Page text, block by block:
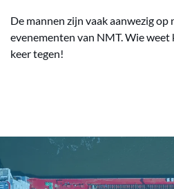
De mannen zijn vaak aanwezig
evenementen van NMT. Wie weet
keer tegen!